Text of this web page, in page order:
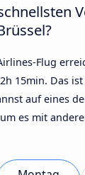
Flug
15min. Das
auf eines
es mit